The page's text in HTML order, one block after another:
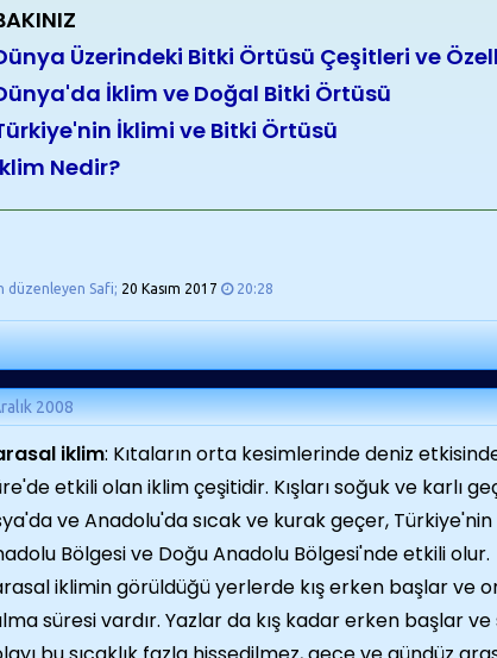
Üzerindeki Bitki Örtüsü Çeşitleri ve
İklim ve Doğal Bitki Örtüsü
İklimi ve Bitki Örtüsü
Nedir?
düzenleyen Safi; 20 Kasım 2017 20:28
2008
iklim: Kıtaların orta kesimlerinde deniz
etkili olan iklim çeşitidir. Kışları soğuk ve karlı
ve Anadolu'da sıcak ve kurak geçer,
Bölgesi ve Doğu Anadolu Bölgesi'nde etkili olur.
iklimin görüldüğü yerlerde kış erken başlar ve
süresi vardır. Yazlar da kış kadar erken başlar